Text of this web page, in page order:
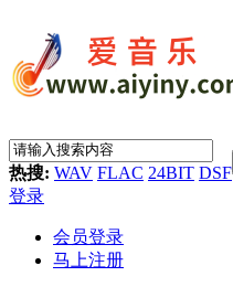
热搜: WAV FLAC 24BIT DSF
登录
会员登录
马上注册